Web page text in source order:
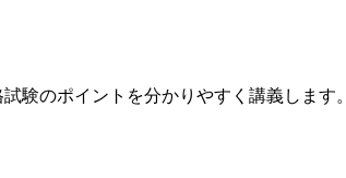
験のポイントを分かりやすく講義します。